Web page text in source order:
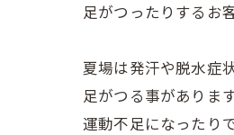
足がつったりするお
夏場は発汗や脱水症
足がつる事がありま
運動不足になったり